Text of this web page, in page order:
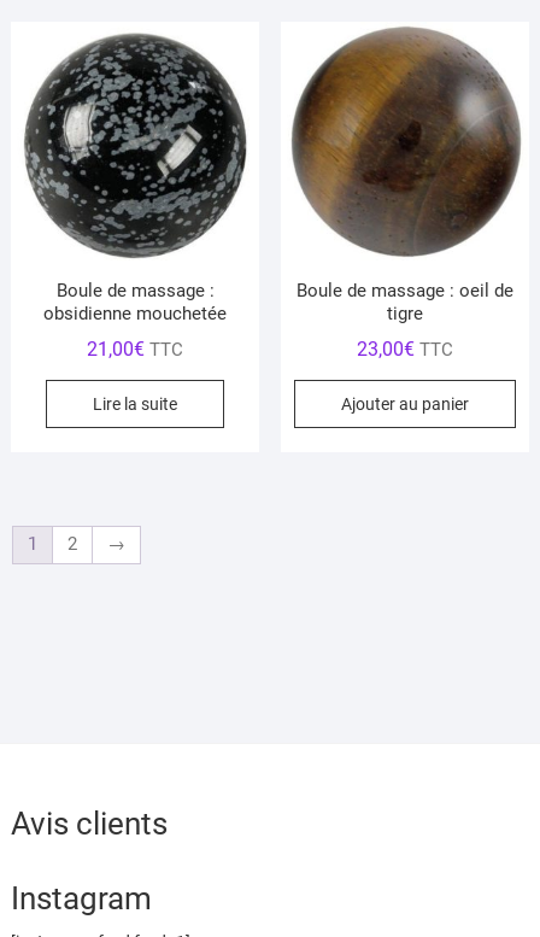
Boule de massage :
obsidienne mouchetée
21,00€ TTC
Lire la suite
Boule de massage : oeil de
tigre
23,00€ TTC
Ajouter au panier
1 2 →
Avis clients
Instagram